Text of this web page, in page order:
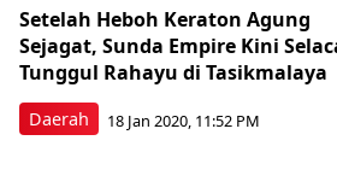
Daerah
Setelah Heboh Keraton Agung
Sejagat, Sunda Empire Kini
Tunggul Rahayu di Tasikmalaya
18 Jan 2020, 11:52 PM